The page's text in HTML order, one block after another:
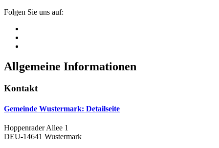
Folgen Sie uns auf:
Allgemeine Informationen
Kontakt
Gemeinde Wustermark: Detailseite
Hoppenrader Allee 1
DEU-14641 Wustermark